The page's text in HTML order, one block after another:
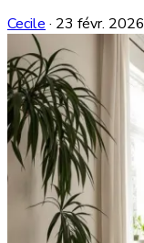
Cecile · 23 févr. 2026